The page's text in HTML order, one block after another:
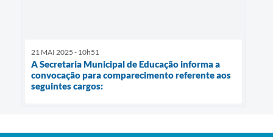
21 MAI 2025 - 10h51
A Secretaria Municipal de Educação informa a
convocação para comparecimento referente aos
seguintes cargos: